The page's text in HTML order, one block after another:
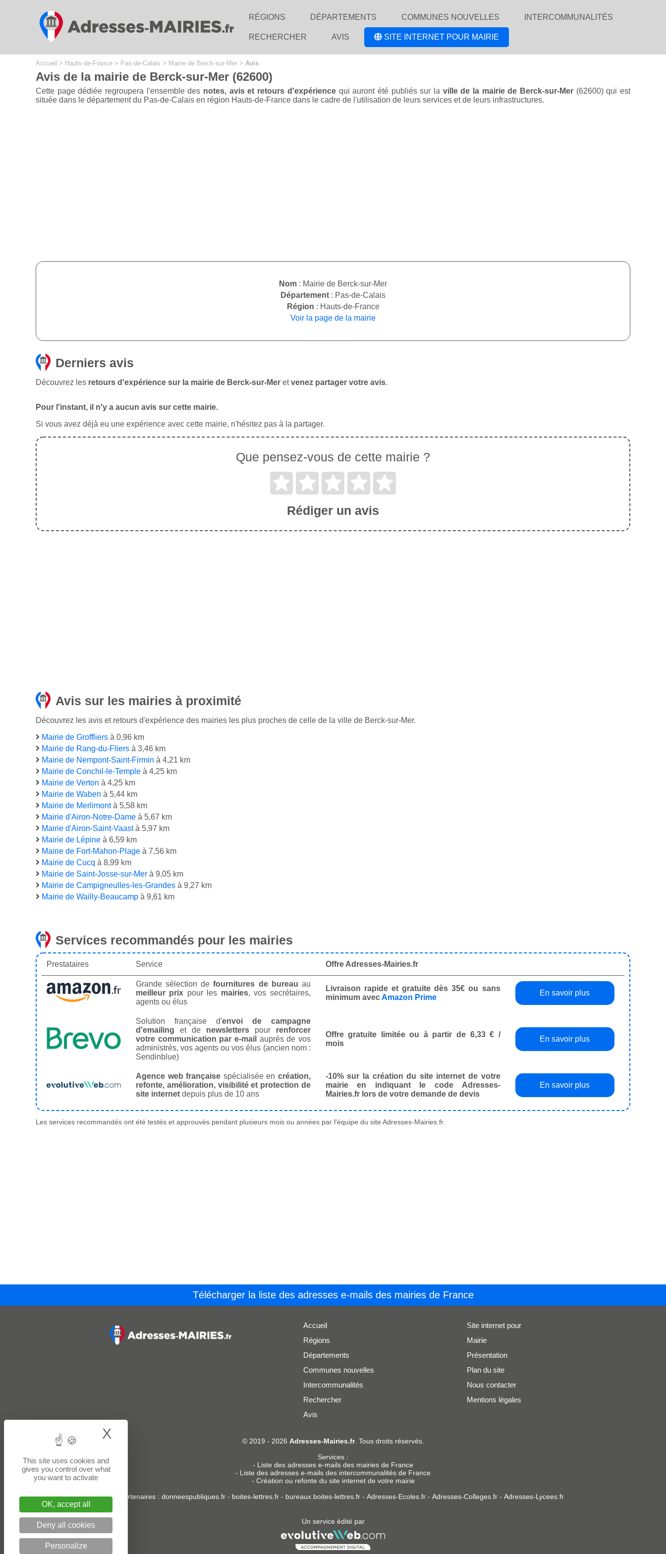
RÉGIONS DÉPARTEMENTS COMMUNES NOUVELLES INTERCOMMUNALITÉS
RECHERCHER AVIS SITE INTERNET POUR MAIRIE
Accueil > Hauts-de-France > Pas-de-Calais > Mairie de Berck-sur-Mer > Avis
Avis de la mairie de Berck-sur-Mer (62600)
Cette page dédiée regroupera l'ensemble des notes, avis et retours d'expériencequi auront été publiés sur la ville de la mairie de Berck-sur-Mer (62600) qui est
située dans le département du Pas-de-Calais en région Hauts-de-France dans le cadre de l'utilisation de leurs services et de leurs infrastructures.
Nom : Mairie de Berck-sur-Mer
Département : Pas-de-Calais
Région : Hauts-de-France
Voir la page de la mairie
Derniers avis
Découvrez les retours d'expérience sur la mairie de Berck-sur-Mer etvenez partager votre avis.
Pour l'instant, il n'y a aucun avis sur cette mairie.
Si vous avez déjà eu une expérience avec cette mairie, n'hésitez pas à la partager.
Que pensez-vous de cette mairie ?
Rédiger un avis
Avis sur les mairies à proximité
Découvrez les avis et retours d'expérience des mairies les plus proches de celle de la ville de Berck-sur-Mer.
Mairie de Groffliers à 0,96 km
Mairie de Rang-du-Fliers à 3,46 km
Mairie de Nempont-Saint-Firmin à 4,21 km
Mairie de Conchil-le-Temple à 4,25 km
Mairie de Verton à 4,25 km
Mairie de Waben à 5,44 km
Mairie de Merlimontà 5,58 km
Mairie d'Airon-Notre-Dame à 5,67 km
Mairie d'Airon-Saint-Vaastà 5,97 km
Mairie de Lépine à 6,59 km
Mairie de Fort-Mahon-Plage à 7,56 km
Mairie de Cucq à 8,99 km
Mairie de Saint-Josse-sur-Mer à 9,05 km
Mairie de Campigneulles-les-Grandes à 9,27 km
Mairie de Wailly-Beaucamp à 9,61 km
Services recommandés pour les mairies
Prestataires Service Offre Adresses-Mairies.fr
Grande sélection defournitures de bureau au
meilleur prix pour les mairies, vos secrétaires,
agents ou élus
Livraison rapide et gratuite dès 35€ ou sans
minimum avecAmazon Prime
En savoir plus
Solution française d'envoi de campagne
d'emailing et de newsletterspour renforcer
votre communication par e-mail auprès de vos
administrés, vos agents ou vos élus (ancien nom :
Sendinblue)
Offre gratuite limitée ou à partir de 6,33 € /
mois
En savoir plus
Agence web française spécialisée en création,
refonte, amélioration, visibilité et protection de
site internet depuis plus de 10 ans
-10% sur la création du site internet de votre
mairie en indiquant le code Adresses-
Mairies.fr lors de votre demande de devis
En savoir plus
Les services recommandés ont été testés et approuvés pendant plusieurs mois ou années par l'équipe du site Adresses-Mairies.fr.
Télécharger la liste des adresses e-mails des mairies de France
Accueil
Régions
Départements
Communes nouvelles
Intercommunalités
Rechercher
Avis
Site internet pour
Mairie
Présentation
Plan du site
Nous contacter
Mentions légales
© 2019 - 2026 Adresses-Mairies.fr. Tous droits réservés.
Services :
- Liste des adresses e-mails des mairies de France
- Liste des adresses e-mails des intercommunalités de France
- Création ou refonte du site internet de votre mairie
Sites partenaires: donneespubliques.fr- boites-lettres.fr- bureaux.boites-lettres.fr- Adresses-Ecoles.fr- Adresses-Colleges.fr- Adresses-Lycees.fr
Un service édité par
This site uses cookies and
gives you control over what
you want to activate
OK, accept all
Deny all cookies
Personalize
X